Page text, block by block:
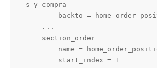
s y compra